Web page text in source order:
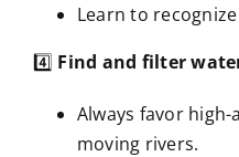
Learn to
4️⃣ Find and filter
Always favor
moving rivers.